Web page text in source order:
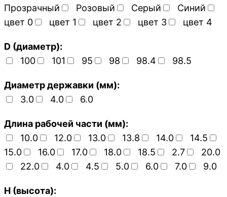
Прозрачный
Розовый Серый
Синий
цвет 0
цвет 1 цвет 2 цвет 3 цвет 4
D (диаметр):
100
101 95 98 98.4 98.5
Диаметр державки (мм):
3.0
4.0 6.0
Длина рабочей части (мм):
10.0
12.0 13.0 13.8 14.0
14.5
15.0
16.0 17.0 18.0 18.5 2.7
20.0
22.0
4.0 4.5 5.0 6.0 7.0 9.0
H (высота):